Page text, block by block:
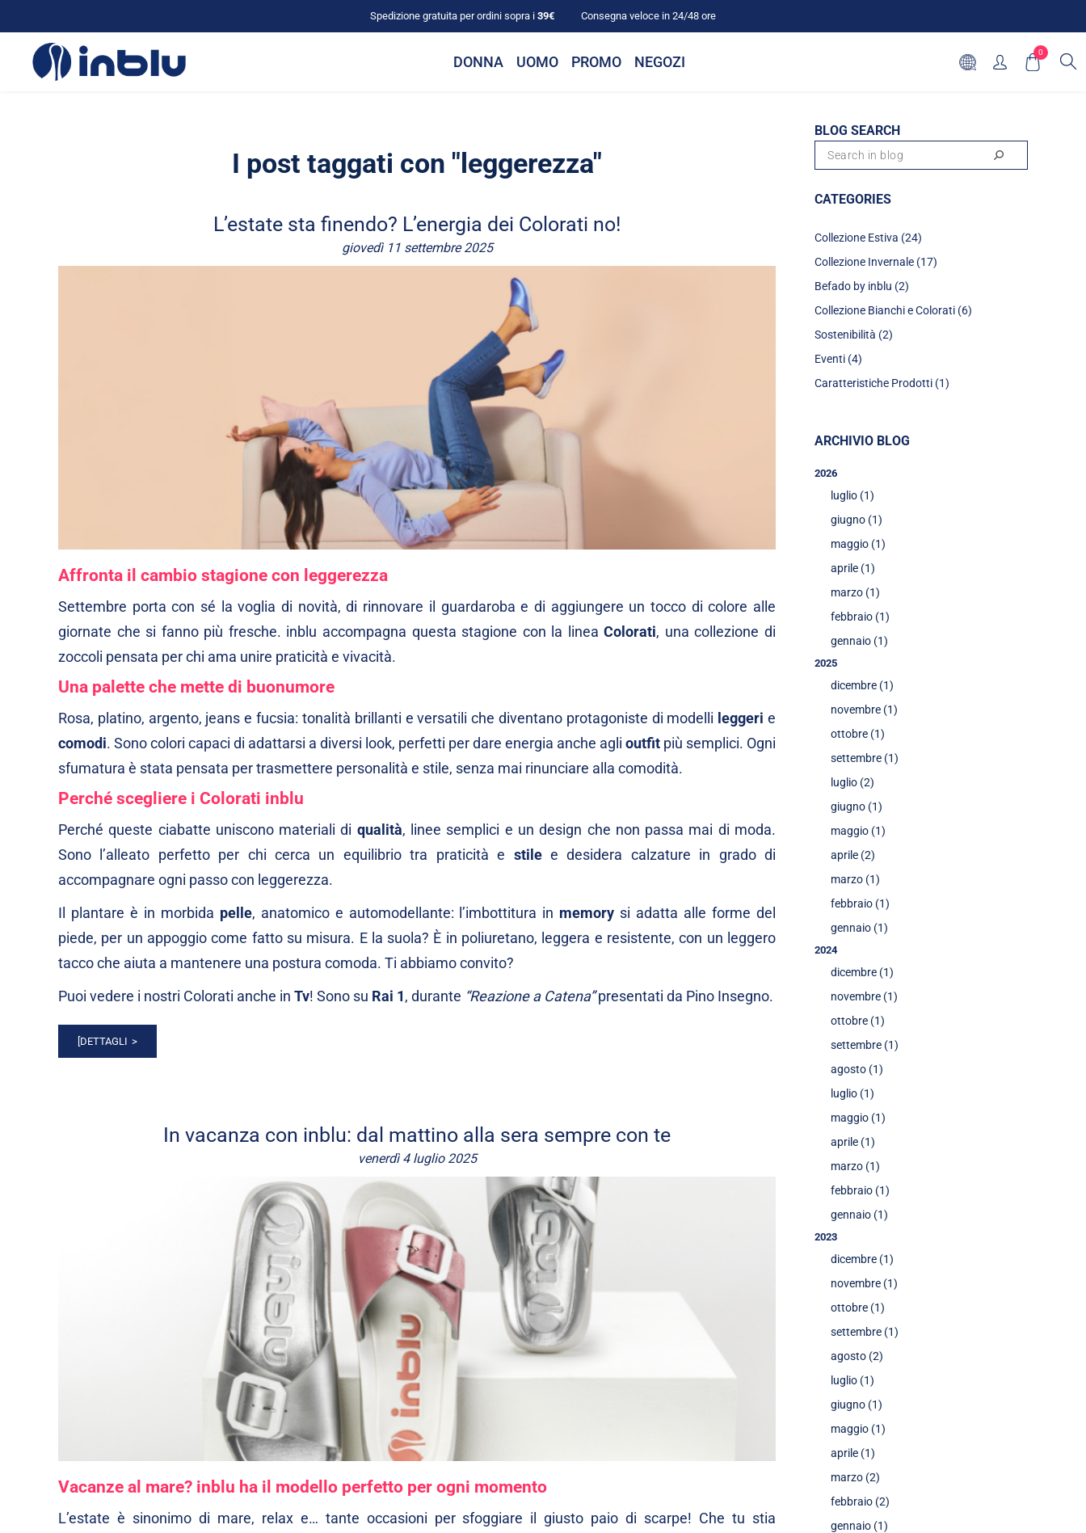
Spedizione gratuita per ordini sopra i 39€ Consegna veloce in 24/48 ore
DONNA UOMO PROMO NEGOZI
0
I post taggati con "leggerezza"
L’estate sta finendo? L’energia dei Colorati no!
giovedì 11 settembre 2025
Affronta il cambio stagione con leggerezza
Settembre porta con sé la voglia di novità, di rinnovare il guardaroba e di aggiungere un tocco di colore alle
giornate che si fanno più fresche. inblu accompagna questa stagione con la lineaColorati, una collezione di
zoccoli pensata per chi ama unire praticità e vivacità.
Una palette che mette di buonumore
Rosa, platino, argento, jeans e fucsia: tonalità brillanti e versatili che diventano protagoniste di modelli leggeri e
comodi. Sono colori capaci di adattarsi a diversi look, perfetti per dare energia anche agli outfit più semplici. Ogni
sfumatura è stata pensata per trasmettere personalità e stile, senza mai rinunciare alla comodità.
Perché scegliere i Colorati inblu
Perché queste ciabatte uniscono materiali di qualità, linee semplici e un design che non passa mai di moda.
Sono l’alleato perfetto per chi cerca un equilibrio tra praticità e stile e desidera calzature in grado di
accompagnare ogni passo con leggerezza.
Il plantare è in morbida pelle, anatomico e automodellante: l’imbottitura in memory si adatta alle forme del
piede, per un appoggio come fatto su misura. E la suola? È in poliuretano, leggera e resistente, con un leggero
tacco che aiuta a mantenere una postura comoda. Ti abbiamo convito?
Puoi vedere i nostri Colorati anche in Tv! Sono su Rai 1, durante “Reazione a Catena”presentati da Pino Insegno.
[DETTAGLI
In vacanza con inblu: dal mattino alla sera sempre con te
venerdì 4 luglio 2025
Vacanze al mare? inblu ha il modello perfetto per ogni momento
L’estate è sinonimo di mare, relax e… tante occasioni per sfoggiare il giusto paio di scarpe! Che tu stia
BLOG SEARCH
CATEGORIES
Collezione Estiva (24)
Collezione Invernale (17)
Befado by inblu (2)
Collezione Bianchi e Colorati (6)
Sostenibilità (2)
Eventi (4)
Caratteristiche Prodotti (1)
ARCHIVIO BLOG
2026
luglio (1)
giugno (1)
maggio (1)
aprile (1)
marzo (1)
febbraio (1)
gennaio (1)
2025
dicembre (1)
novembre (1)
ottobre (1)
settembre (1)
luglio (2)
giugno (1)
maggio (1)
aprile (2)
marzo (1)
febbraio (1)
gennaio (1)
2024
dicembre (1)
novembre (1)
ottobre (1)
settembre (1)
agosto (1)
luglio (1)
maggio (1)
aprile (1)
marzo (1)
febbraio (1)
gennaio (1)
2023
dicembre (1)
novembre (1)
ottobre (1)
settembre (1)
agosto (2)
luglio (1)
giugno (1)
maggio (1)
aprile (1)
marzo (2)
febbraio (2)
gennaio (1)